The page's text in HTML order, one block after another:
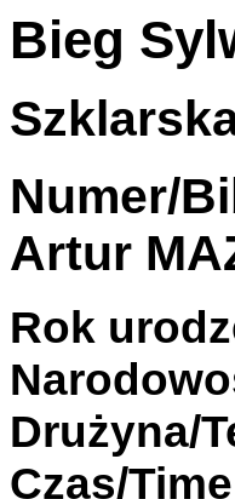
Bieg
Numer/
Artur
Rok
Drużyna/
Czas/